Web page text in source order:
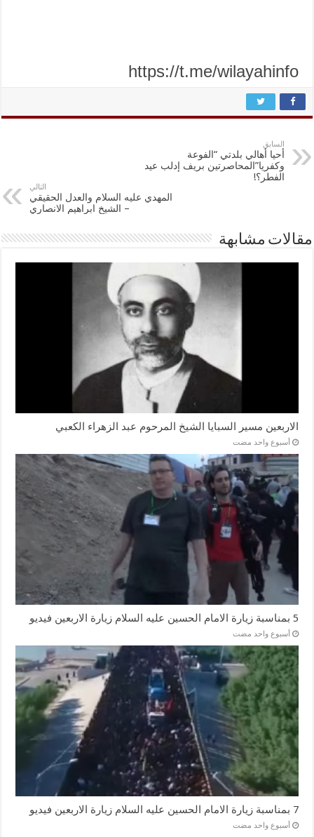
https://t.me/wilayahinfo
السابق
أحيا أهالي بلدتي “الفوعة
وكفريا”المحاصرتين بريف إدلب عيد
الفطر؟!
التالي
المهدي عليه السلام والعدل الحقيقي
– الشيخ ابراهيم الانصاري
مقالات مشابهة
الاربعين مسير السبايا الشيخ المرحوم عبد الزهراء الكعبي
‏أسبوع واحد مضت
5 بمناسبة زيارة الامام الحسين عليه السلام زيارة الاربعين فيديو
‏أسبوع واحد مضت
7 بمناسبة زيارة الامام الحسين عليه السلام زيارة الاربعين فيديو
‏أسبوع واحد مضت